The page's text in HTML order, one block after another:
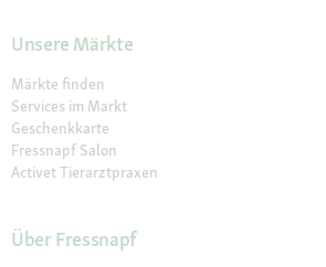
Unsere Märkte
Märkte finden
Services im Markt
Geschenkkarte
Fressnapf Salon
Activet Tierarztpraxen
Über Fressnapf